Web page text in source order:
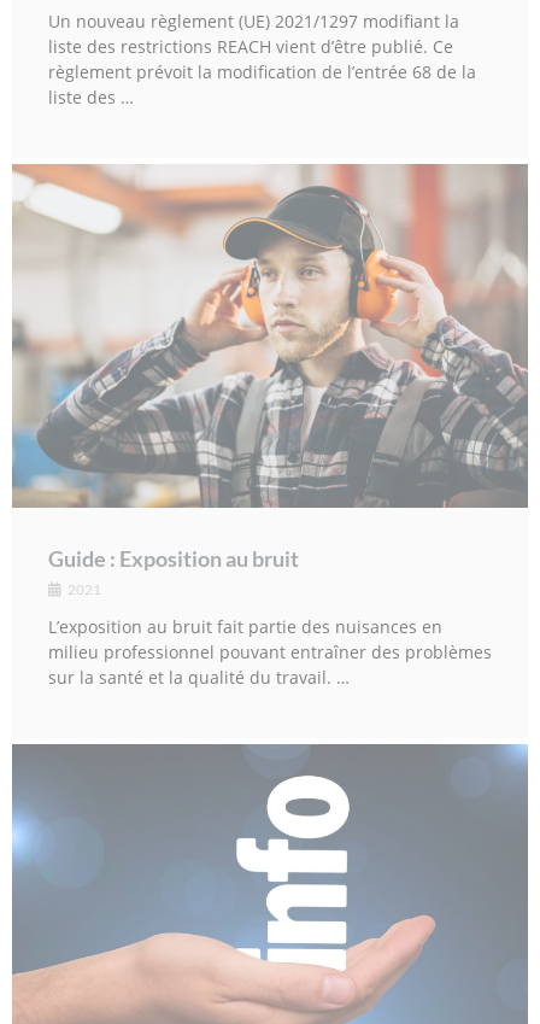
Un nouveau règlement (UE) 2021/1297 modifiant la
liste des restrictions REACH vient d’être publié. Ce
règlement prévoit la modification de l’entrée 68 de la
liste des …
Guide : Exposition au bruit
2021
L’exposition au bruit fait partie des nuisances en
milieu professionnel pouvant entraîner des problèmes
sur la santé et la qualité du travail. …